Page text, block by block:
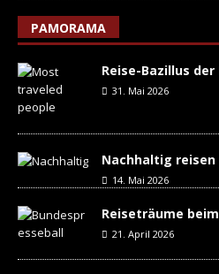
PAMORAMA
Reise-Bazillus
31. Mai 2026
Nachhaltig
14. Mai 2026
Reiseträume
21. April 2026